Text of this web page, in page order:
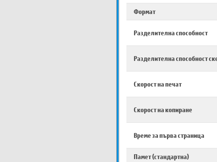
Формат
Разделителна способност
Разделителна способност
Скорост на печат
Скорост на копиране
Време за първа страница
Памет (стандартна)